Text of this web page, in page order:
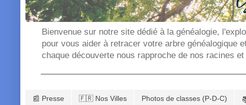
Bienvenue sur notre site dédié à la généalogie,
pour vous aider à retracer votre arbre généalogique
chaque découverte nous rapproche de nos racines
📰 Presse 🇫🇷 Nos Villes Photos de classes (P-D-C)